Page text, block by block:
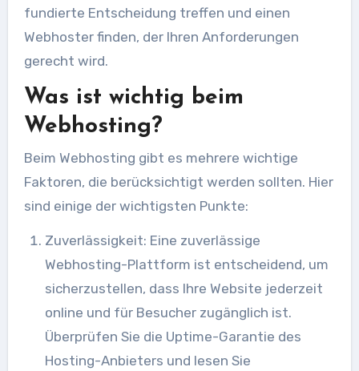
fundierte Entscheidung treffen und einen
Webhoster finden, der Ihren Anforderungen
gerecht wird.
Was ist wichtig beim
Webhosting?
Beim Webhosting gibt es mehrere wichtige
Faktoren, die berücksichtigt werden sollten. Hier
sind einige der wichtigsten Punkte:
Zuverlässigkeit: Eine zuverlässige
Webhosting-Plattform ist entscheidend, um
sicherzustellen, dass Ihre Website jederzeit
online und für Besucher zugänglich ist.
Überprüfen Sie die Uptime-Garantie des
Hosting-Anbieters und lesen Sie